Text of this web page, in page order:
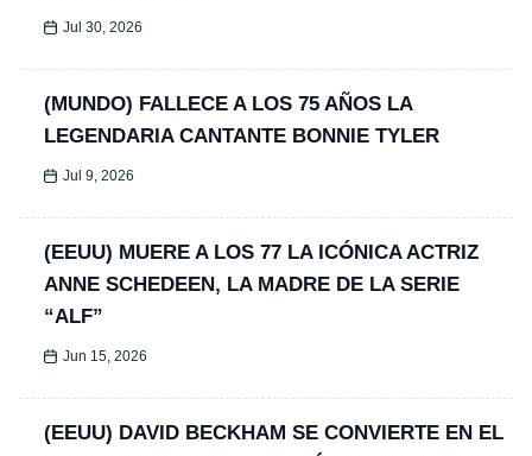
Jul 30, 2026
(MUNDO) FALLECE A LOS 75 AÑOS LA
LEGENDARIA CANTANTE BONNIE TYLER
Jul 9, 2026
(EEUU) MUERE A LOS 77 LA ICÓNICA ACTRIZ
ANNE SCHEDEEN, LA MADRE DE LA SERIE
“ALF”
Jun 15, 2026
(EEUU) DAVID BECKHAM SE CONVIERTE EN EL